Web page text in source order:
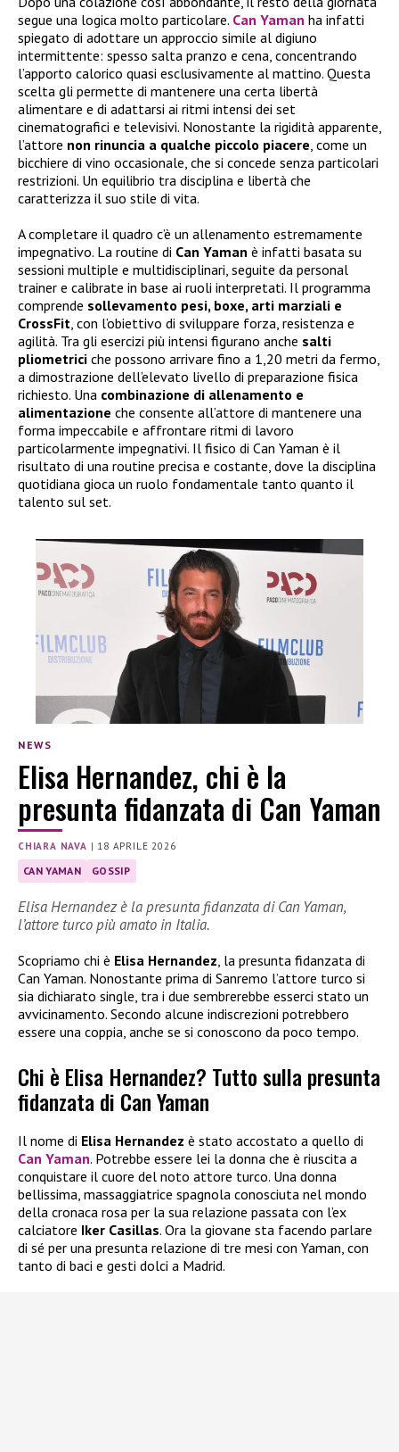
segue una logica molto particolare. Can Yaman ha infatti
spiegato di adottare un approccio simile al digiuno
intermittente: spesso salta pranzo e cena, concentrando
l’apporto calorico quasi esclusivamente al mattino. Questa
scelta gli permette di mantenere una certa libertà
alimentare e di adattarsi ai ritmi intensi dei set
cinematografici e televisivi. Nonostante la rigidità apparente,
l’attore non rinuncia a qualche piccolo piacere, come un
bicchiere di vino occasionale, che si concede senza particolari
restrizioni. Un equilibrio tra disciplina e libertà che
caratterizza il suo stile di vita.
A completare il quadro c’è un allenamento estremamente
impegnativo. La routine di Can Yaman è infatti basata su
sessioni multiple e multidisciplinari, seguite da personal
trainer e calibrate in base ai ruoli interpretati. Il programma
comprende sollevamento pesi, boxe, arti marziali e
CrossFit, con l’obiettivo di sviluppare forza, resistenza e
agilità. Tra gli esercizi più intensi figurano anche salti
pliometrici che possono arrivare fino a 1,20 metri da fermo,
a dimostrazione dell’elevato livello di preparazione fisica
richiesto. Una combinazione di allenamento e
alimentazione che consente all’attore di mantenere una
forma impeccabile e affrontare ritmi di lavoro
particolarmente impegnativi. Il fisico di Can Yaman è il
risultato di una routine precisa e costante, dove la disciplina
quotidiana gioca un ruolo fondamentale tanto quanto il
talento sul set.
NEWS
Elisa Hernandez, chi è la
presunta fidanzata di Can Yaman
CHIARA NAVA | 18 APRILE 2026
CAN YAMAN GOSSIP
Elisa Hernandez è la presunta fidanzata di Can Yaman,
l’attore turco più amato in Italia.
Scopriamo chi è Elisa Hernandez , la presunta fidanzata di
Can Yaman. Nonostante prima di Sanremo l’attore turco si
sia dichiarato single, tra i due sembrerebbe esserci stato un
avvicinamento. Secondo alcune indiscrezioni potrebbero
essere una coppia, anche se si conoscono da poco tempo.
Chi è Elisa Hernandez? Tutto sulla presunta
fidanzata di Can Yaman
Il nome di Elisa Hernandez è stato accostato a quello di
Can Yaman. Potrebbe essere lei la donna che è riuscita a
conquistare il cuore del noto attore turco. Una donna
bellissima, massaggiatrice spagnola conosciuta nel mondo
della cronaca rosa per la sua relazione passata con l’ex
calciatore Iker Casillas. Ora la giovane sta facendo parlare
di sé per una presunta relazione di tre mesi con Yaman, con
tanto di baci e gesti dolci a Madrid.